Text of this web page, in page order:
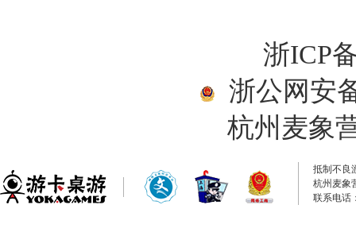
浙ICP
浙公网安
杭州麦象
抵制不良
杭州麦象
联系电话